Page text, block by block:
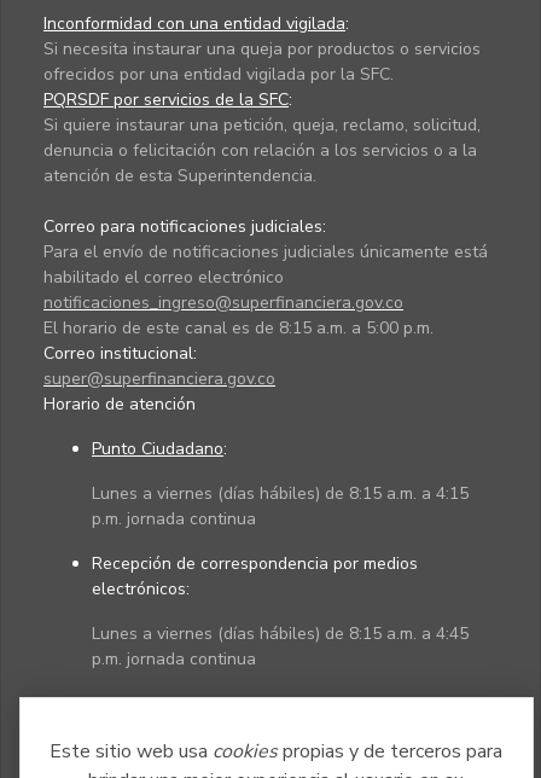
Este sitio web usa cookiespropias y de terceros para
Inconformidad con una entidad vigilada:
Si necesita instaurar una queja por productos o servicios
ofrecidos por una entidad vigilada por la SFC.
PQRSDF por servicios de la SFC:
Si quiere instaurar una petición, queja, reclamo, solicitud,
denuncia o felicitación con relación a los servicios o a la
atención de esta Superintendencia.
Correo para notificaciones judiciales:
Para el envío de notificaciones judiciales únicamente está
habilitado el correo electrónico
notificaciones_ingreso@superfinanciera.gov.co
El horario de este canal es de 8:15 a.m. a 5:00 p.m.
Correo institucional:
super@superfinanciera.gov.co
Horario de atención
Punto Ciudadano:
Lunes a viernes (días hábiles) de 8:15 a.m. a 4:15
p.m. jornada continua
Recepción de correspondencia por medios
electrónicos:
Lunes a viernes (días hábiles) de 8:15 a.m. a 4:45
p.m. jornada continua